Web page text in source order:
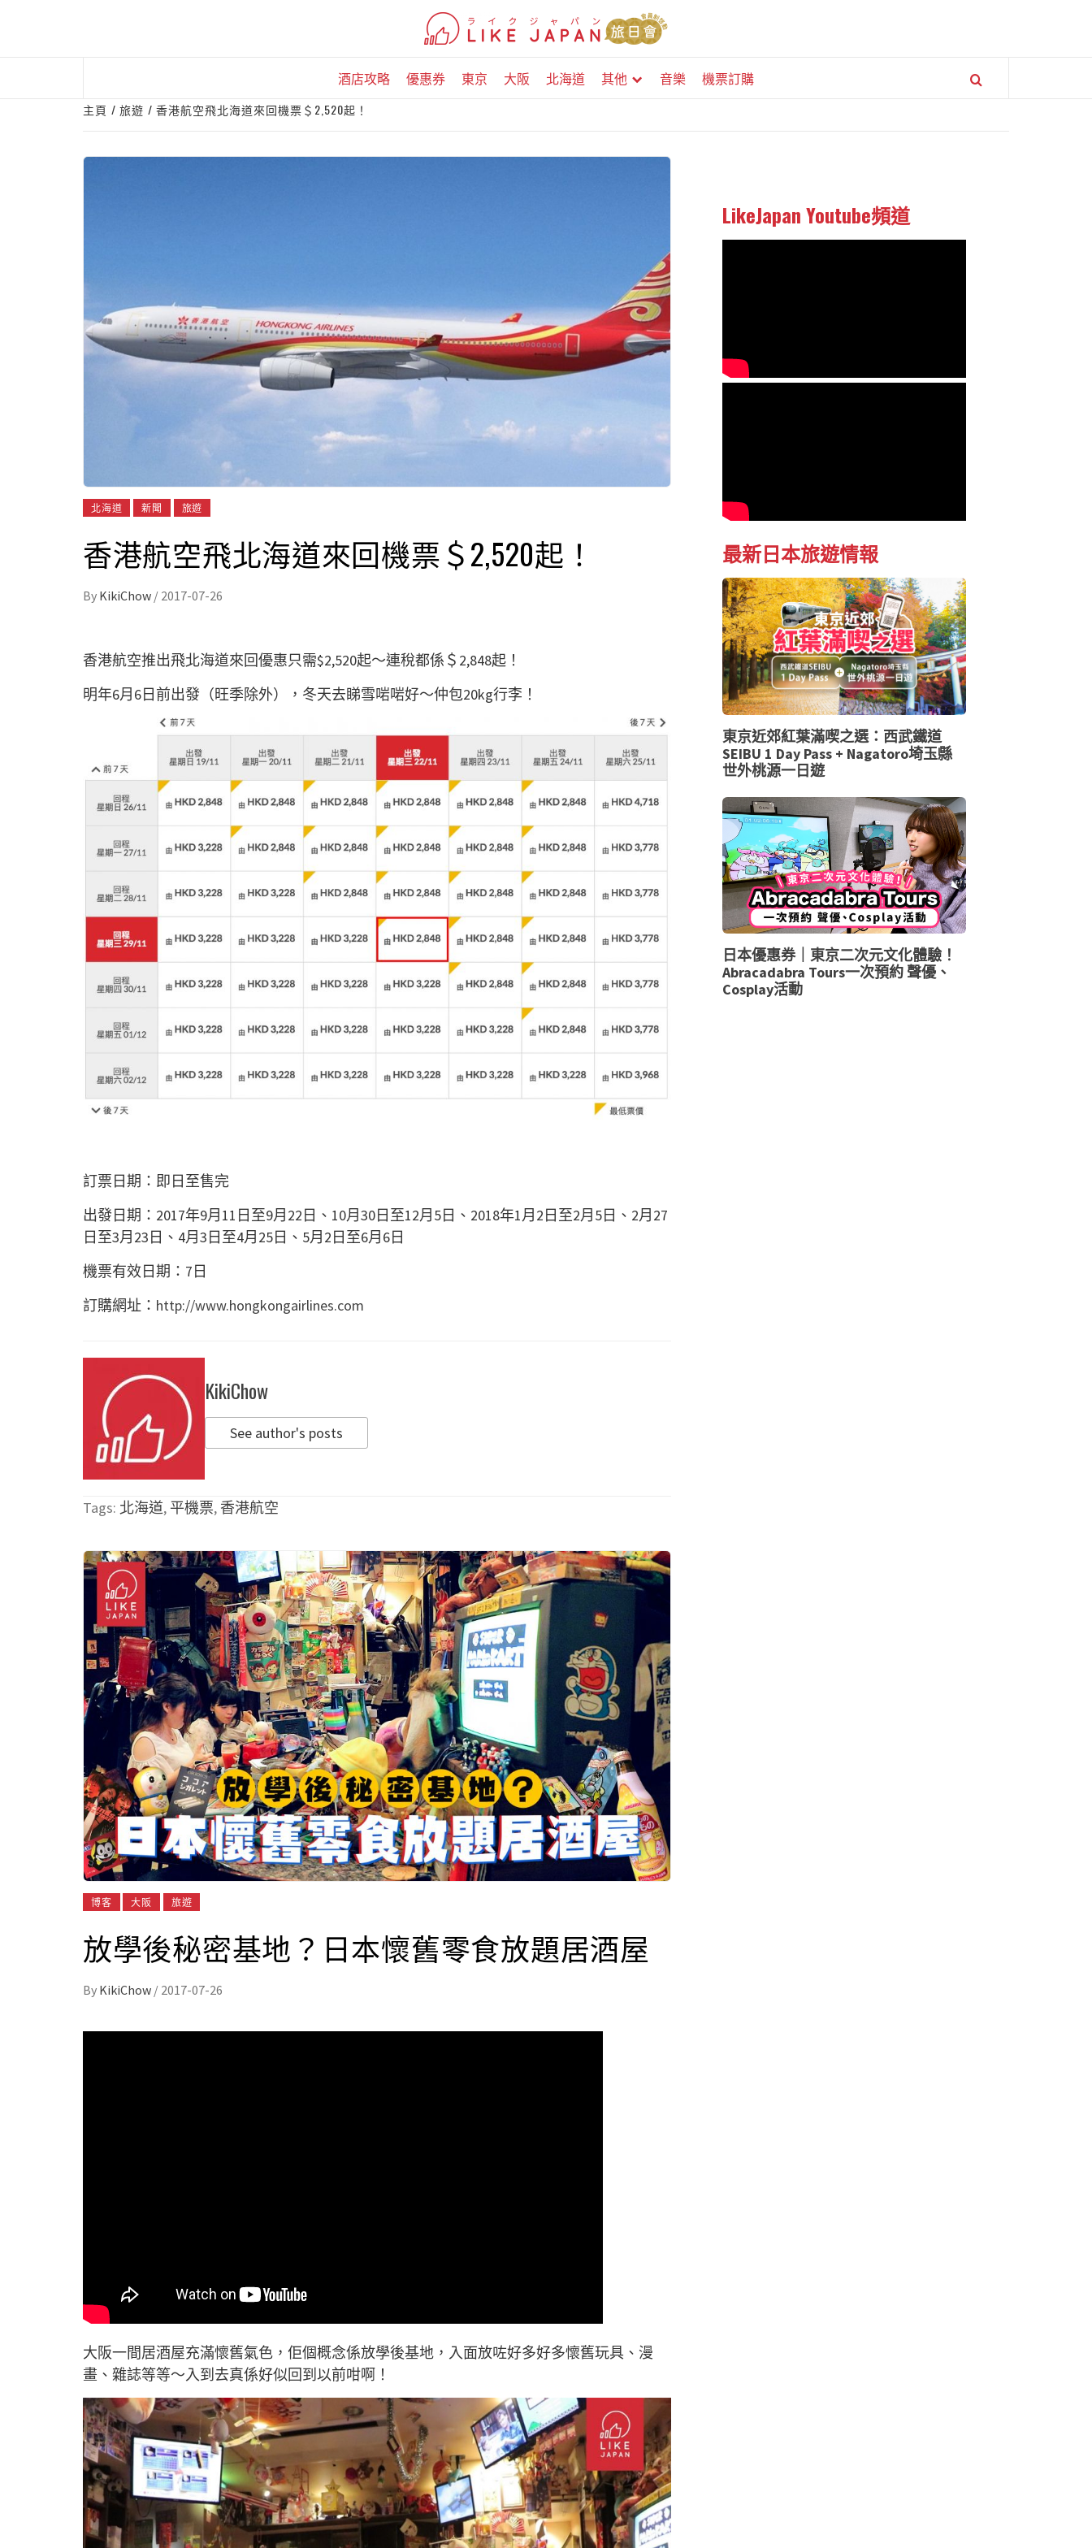
酒店攻略 優惠券 東京 大阪 北海道 其他 音樂 機票訂購
主頁 旅遊 香港航空飛北海道來回機票＄2,520起！
北海道 新聞 旅遊
香港航空飛北海道來回機票＄2,520起！
By KikiChow / 2017-07-26
香港航空推出飛北海道來回優惠只需$2,520起～連稅都係＄2,848起！
明年6月6日前出發（旺季除外），冬天去睇雪啱啱好～仲包20kg行李！
訂票日期：即日至售完
出發日期：2017年9月11日至9月22日、10月30日至12月5日、2018年1月2日至2月5日、2月27
日至3月23日、4月3日至4月25日、5月2日至6月6日
機票有效日期：7日
訂購網址： http://www.hongkongairlines.com
KikiChow
See author's posts
Tags: 北海道, 平機票, 香港航空
博客 大阪 旅遊
放學後秘密基地？日本懷舊零食放題居酒屋
By KikiChow / 2017-07-26
大阪一間居酒屋充滿懷舊氣色，佢個概念係放學後基地，入面放咗好多好多懷舊玩具、漫
畫、雜誌等等～入到去真係好似回到以前咁啊！
LikeJapan Youtube頻道
最新日本旅遊情報
東京近郊紅葉滿喫之選：西武鐵道
SEIBU 1 Day Pass + Nagatoro埼玉縣
世外桃源一日遊
日本優惠券｜東京二次元文化體驗！
Abracadabra Tours一次預約 聲優、
Cosplay活動